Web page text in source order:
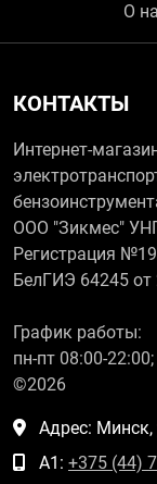
О
КОНТАКТЫ
Интернет-
ООО "Зикмес"
Регистрация
БелГИЭ 64245 от
График работы:
пн-пт 08:00-
©2026
Адрес: Минск,
А1: +375 (44)